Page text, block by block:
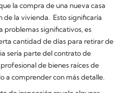
la compra de una nueva casa
de la vivienda. Esto significaría
problemas significativos, es
cantidad de días para retirar de
sería parte del contrato de
de bienes raíces de
a comprender con más detalle.